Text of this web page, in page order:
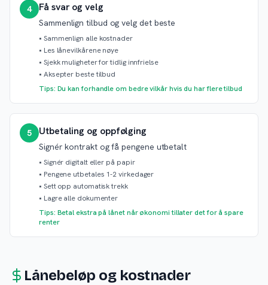
4 Få svar og velg
Sammenlign tilbud og velg det beste
• Sammenlign alle kostnader
• Les lånevilkårene nøye
• Sjekk muligheter for tidlig innfrielse
• Aksepter beste tilbud
Tips: Du kan forhandle om bedre vilkår hvis du har flere tilbud
5 Utbetaling og oppfølging
Signér kontrakt og få pengene utbetalt
• Signér digitalt eller på papir
• Pengene utbetales 1-2 virkedager
• Sett opp automatisk trekk
• Lagre alle dokumenter
Tips: Betal ekstra på lånet når økonomi tillater det for å spare
renter
Lånebeløp og kostnader